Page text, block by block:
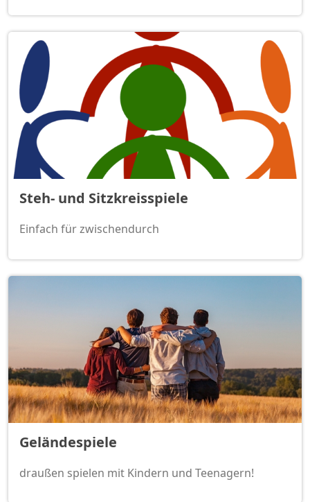
Steh- und Sitzkreisspiele
Einfach für zwischendurch
Geländespiele
draußen spielen mit Kindern und Teenagern!